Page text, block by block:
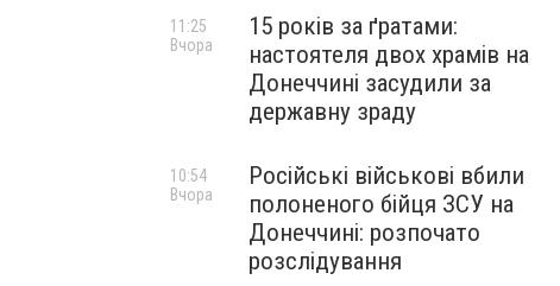
15 років за ґратами:
настоятеля двох храмів на
Донеччині засудили за
державну зраду
11:25
Вчора
Російські військові вбили
полоненого бійця ЗСУ на
Донеччині: розпочато
розслідування
10:54
Вчора